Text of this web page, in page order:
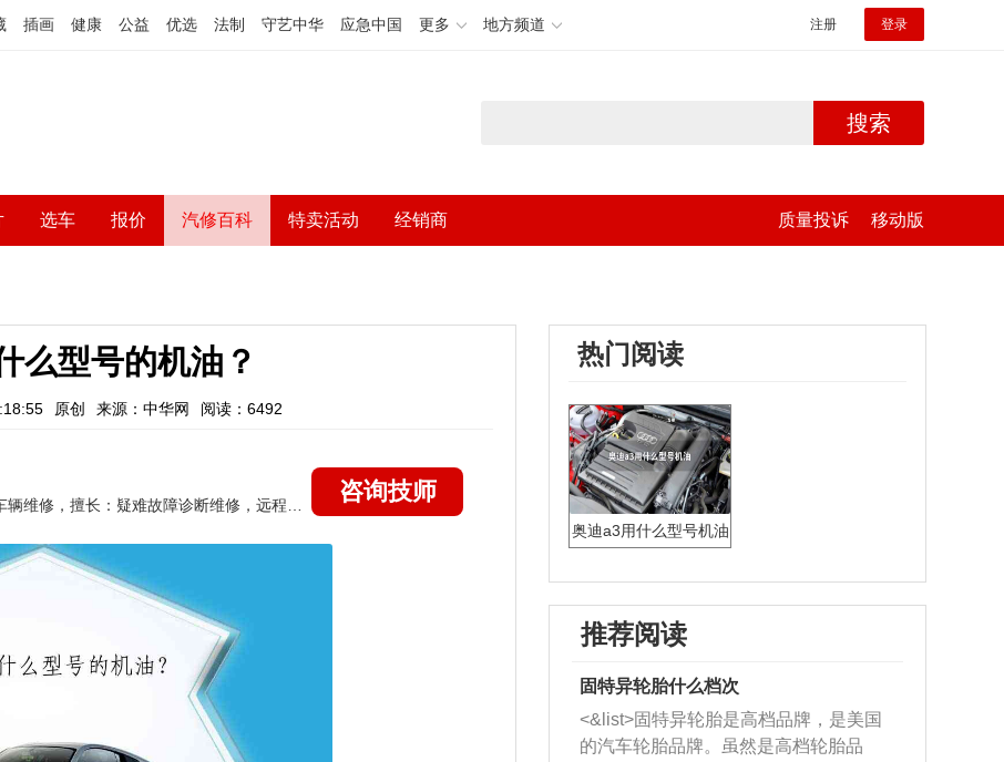
插画 健康 公益 优选 法制 守艺中华 应急中国 更多 地方频道 注册 登录
搜索
选车 报价 汽修百科 特卖活动 经销商 质量投诉 移动版
么型号的机油？
原创 来源：中华网 阅读：6492
咨询技师
热门阅读
奥迪a3用什么型号机油
推荐阅读
固特异轮胎什么档次
<&list>固特异轮胎是高档品牌，是美国
的汽车轮胎品牌。虽然是高档轮胎品